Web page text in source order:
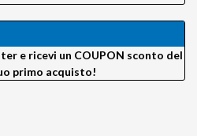
e ricevi un COUPON sconto del
primo acquisto!